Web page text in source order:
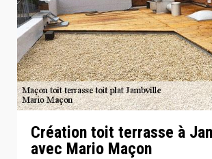
Création toit terrasse à
avec Mario Maçon